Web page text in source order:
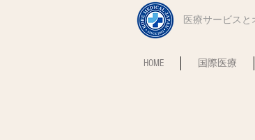
医療サービスと
HOME 国際医療